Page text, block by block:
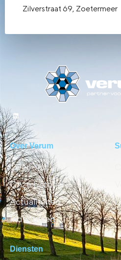
Zilverstraat 69, Zoetermeer
Over Verum
Over ons
Onze historie
Actualiteiten
Industrieën
Diensten